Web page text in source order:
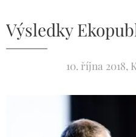
Výsledky
10. října 2018,